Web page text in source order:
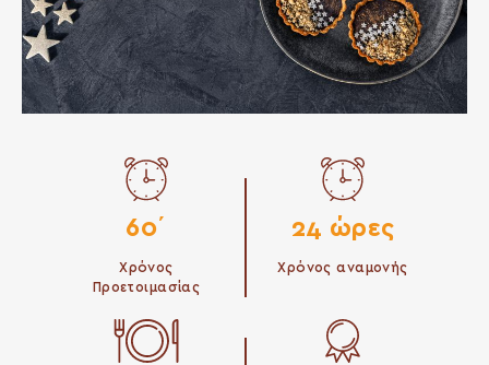
60΄
Χρόνος
Προετοιμασίας
24 ώρες
Χρόνος αναμονής